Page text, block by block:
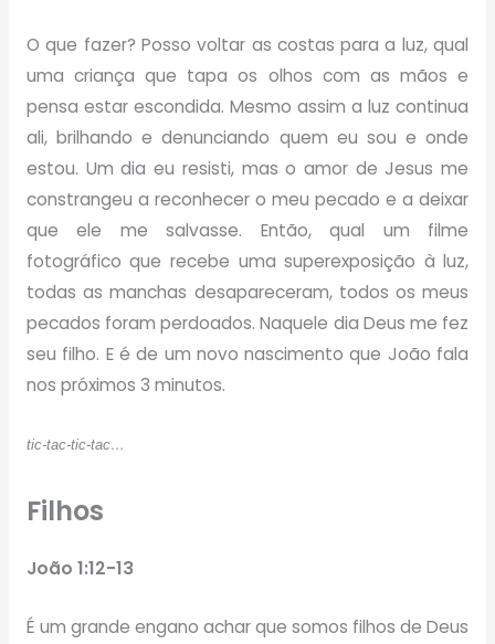
O que fazer? Posso voltar as costas para a luz, qual
uma criança que tapa os olhos com as mãos e
pensa estar escondida. Mesmo assim a luz continua
ali, brilhando e denunciando quem eu sou e onde
estou. Um dia eu resisti, mas o amor de Jesus me
constrangeu a reconhecer o meu pecado e a deixar
que ele me salvasse. Então, qual um filme
fotográfico que recebe uma superexposição à luz,
todas as manchas desapareceram, todos os meus
pecados foram perdoados. Naquele dia Deus me fez
seu filho. E é de um novo nascimento que João fala
nos próximos 3 minutos.
tic-tac-tic-tac…
Filhos
João 1:12-13
É um grande engano achar que somos filhos de Deus